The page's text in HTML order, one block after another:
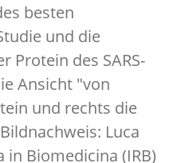
besten
und die
Protein des SARS-
Ansicht "von
und rechts die
Luca
Biomedicina (IRB)